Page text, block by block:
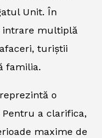
Unit. În
intrare multiplă
turiștii
familia.
o
a clarifica,
maxime de